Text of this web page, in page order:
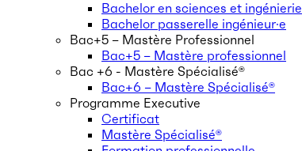
Bachelor en sciences et ingénierie
Bachelor passerelle ingénieur·e
Bac+5 – Mastère Professionnel
Bac+5 – Mastère professionnel
Bac +6 - Mastère Spécialisé®
Bac+6 – Mastère Spécialisé®
Programme Executive
Certificat
Mastère Spécialisé®